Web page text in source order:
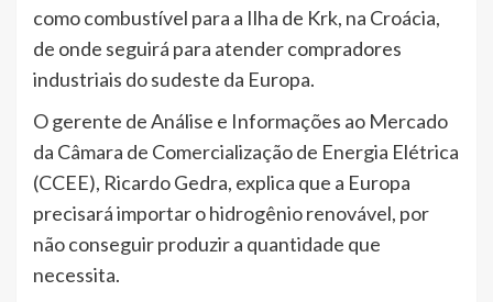
como combustível para a Ilha de Krk, na Croácia,
de onde seguirá para atender compradores
industriais do sudeste da Europa.
O gerente de Análise e Informações ao Mercado
da Câmara de Comercialização de Energia Elétrica
(CCEE), Ricardo Gedra, explica que a Europa
precisará importar o hidrogênio renovável, por
não conseguir produzir a quantidade que
necessita.